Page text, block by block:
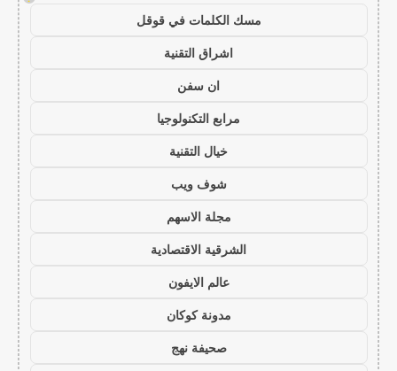
مسك الكلمات في قوقل
اشراق التقنية
ان سفن
مرابع التكنولوجيا
خيال التقنية
شوف ويب
مجلة الاسهم
الشرقية الاقتصادية
عالم الايفون
مدونة كوكان
صحيفة نهج